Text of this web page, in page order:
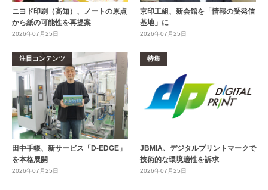
ニヨド印刷（高知）、ノートの原点
から紙の可能性を再提案
2026年07月25日
京印工組、新会館を「情報の受発信
基地」に
2026年07月25日
注目コンテンツ
田中手帳、新サービス「D-EDGE」
を本格展開
2026年07月25日
特集
JBMIA、デジタルプリントマークで
技術的な環境適性を訴求
2026年07月25日